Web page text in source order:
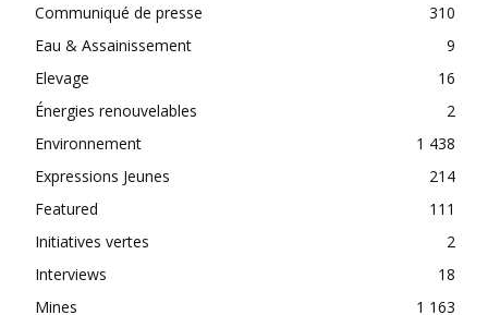
Communiqué de presse
310
Eau & Assainissement
9
Elevage
16
Énergies renouvelables
2
Environnement
1 438
Expressions Jeunes
214
Featured
111
Initiatives vertes
2
Interviews
18
Mines
1 163